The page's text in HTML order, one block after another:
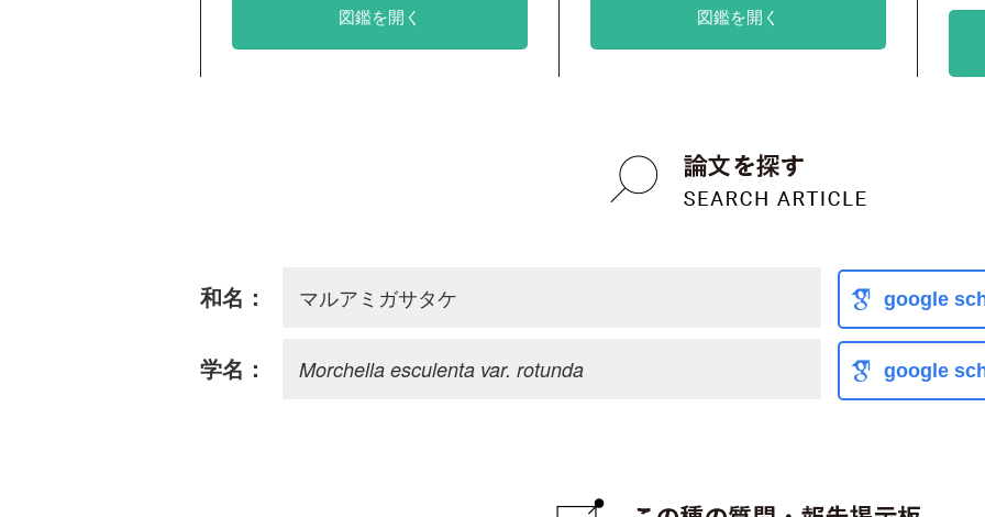
図鑑を開く 図鑑を開く
和名： マルアミガサタケ google
学名： Morchella esculenta var. rotunda google